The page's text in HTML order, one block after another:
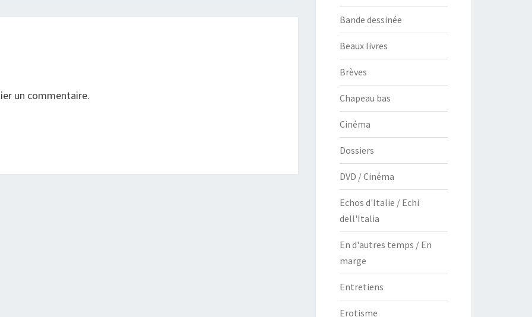
un commentaire.
Bande dessinée
Beaux livres
Brèves
Chapeau bas
Cinéma
Dossiers
DVD / Cinéma
Echos d'Italie / Echi
dell'Italia
En d'autres temps / En
marge
Entretiens
Erotisme